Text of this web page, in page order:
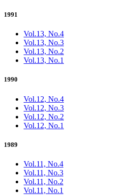
1991
Vol.13, No.4
Vol.13, No.3
Vol.13, No.2
Vol.13, No.1
1990
Vol.12, No.4
Vol.12, No.3
Vol.12, No.2
Vol.12, No.1
1989
Vol.11, No.4
Vol.11, No.3
Vol.11, No.2
Vol.11, No.1